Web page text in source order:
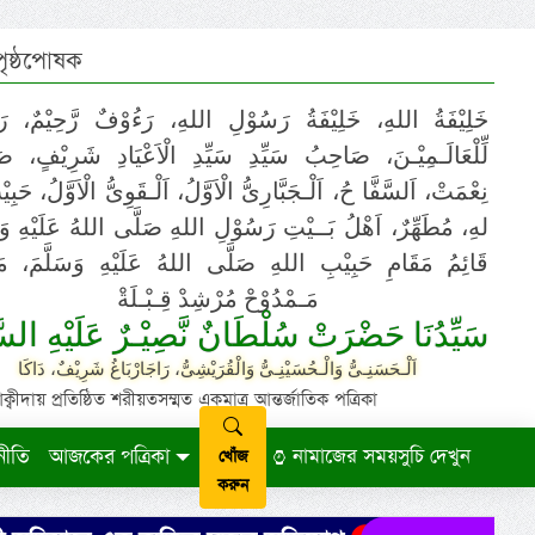
خَلِيْفَةُ اللهِ، خَلِيْفَةُ رَسُوْلِ اللهِ، رَءُوْفٌ رَّحِيْمٌ،
لِّلْعَالَـمِيْـنَ، صَاحِبُ سَيِّدِ سَيِّدِ الْاَعْيَادِ شَرِيْفٍ،
نِعْمَتْ، اَلسَّفَّا حُ، اَلْـجَبَّارِىُّ الْاَوَّلُ، اَلْـقَوِىُّ الْاَوَّلُ،
لهِ، مُطَهِّرٌ، اَهْلُ بَــيْتِ رَسُوْلِ اللهِ صَلَّى اللهُ عَلَيْهِ
قَائِمُ مَقَامِ حَبِيْبِ اللهِ صَلَّى اللهُ عَلَيْهِ وَسَلَّمَ،
مَـمْدُوْحْ مُرْشِدْ قِـبْـلَةْ
سَيِّدُنَا حَضْرَتْ سُلْطَانٌ نَّصِيْـرٌ عَلَيْهِ
اَلْـحَسَنِـىُّ وَالْـحُسَيْنِـىُّ وَالْقُرَيْشِىُّ، رَاجَارْبَاغُ شَرِيْفٌ، دَاكَا
প্রতিষ্ঠিত শরীয়তসম্মত একমাত্র আন্তর্জাতিক পত্রিকা
আজকের পত্রিকা
খোঁজ
করুন
নামাজের সময়সুচি দেখুন